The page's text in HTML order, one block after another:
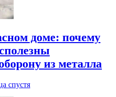
доме: почему
из металла
спустя